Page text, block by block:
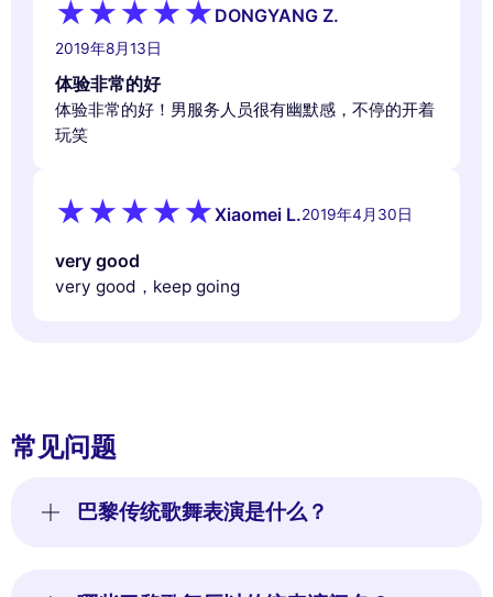
DONGYANG Z.
2019年8月13日
体验非常的好
体验非常的好！男服务人员很有幽默感，不停的开着
玩笑
Xiaomei L.2019年4月30日
very good
very good，keep going
常见问题
巴黎传统歌舞表演是什么？